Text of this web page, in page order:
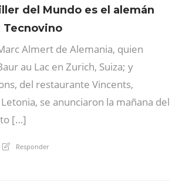
del Mundo es el alemán
Tecnovino
Almert de Alemania, quien
au Lac en Zurich, Suiza; y
del restaurante Vincents,
se anunciaron la mañana del
[…]
Responder